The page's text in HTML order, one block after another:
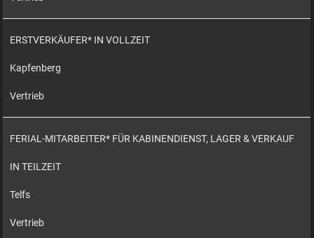
ERSTVERKÄUFER* IN VOLLZEIT
Kapfenberg
Vertrieb
FERIAL-MITARBEITER* FÜR KABINENDIENST, LAGER & VERKAUF
IN TEILZEIT
Telfs
Vertrieb